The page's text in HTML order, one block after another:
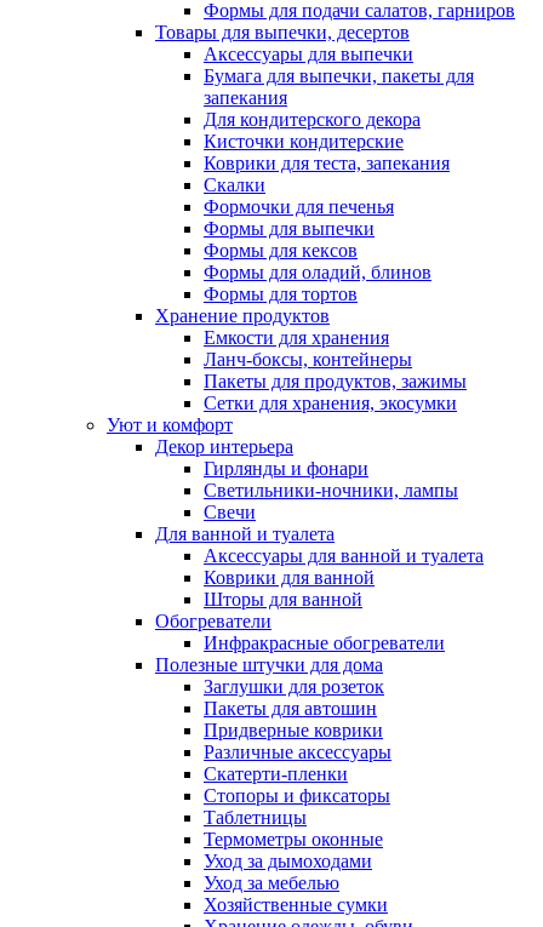
Формы для подачи салатов, гарниров
Товары для выпечки, десертов
Аксессуары для выпечки
Бумага для выпечки, пакеты для
запекания
Для кондитерского декора
Кисточки кондитерские
Коврики для теста, запекания
Скалки
Формочки для печенья
Формы для выпечки
Формы для кексов
Формы для оладий, блинов
Формы для тортов
Хранение продуктов
Емкости для хранения
Ланч-боксы, контейнеры
Пакеты для продуктов, зажимы
Сетки для хранения, экосумки
Уют и комфорт
Декор интерьера
Гирлянды и фонари
Светильники-ночники, лампы
Свечи
Для ванной и туалета
Аксессуары для ванной и туалета
Коврики для ванной
Шторы для ванной
Обогреватели
Инфракрасные обогреватели
Полезные штучки для дома
Заглушки для розеток
Пакеты для автошин
Придверные коврики
Различные аксессуары
Скатерти-пленки
Стопоры и фиксаторы
Таблетницы
Термометры оконные
Уход за дымоходами
Уход за мебелью
Хозяйственные сумки